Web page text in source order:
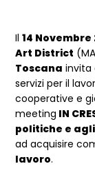
Il14 Novembre
Art District
Toscana invita
servizi per il
cooperative e
meeting IN
politiche e
ad acquisire
lavoro.